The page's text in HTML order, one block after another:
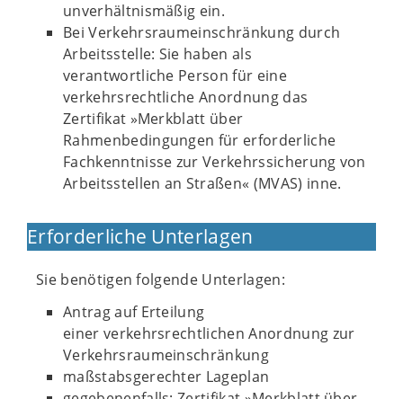
unverhältnismäßig ein.
Bei Verkehrsraumeinschränkung durch
Arbeitsstelle: Sie haben als
verantwortliche Person für eine
verkehrsrechtliche Anordnung das
Zertifikat »Merkblatt über
Rahmenbedingungen für erforderliche
Fachkenntnisse zur Verkehrssicherung von
Arbeitsstellen an Straßen« (MVAS) inne.
Erforderliche Unterlagen
Sie benötigen folgende Unterlagen:
Antrag auf Erteilung
einer verkehrsrechtlichen Anordnung zur
Verkehrsraumeinschränkung
maßstabsgerechter Lageplan